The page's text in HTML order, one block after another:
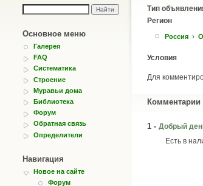
Основное меню
Галерея
FAQ
Систематика
Строение
Муравьи дома
Библиотека
Форум
Обратная связь
Определители
Навигация
Новое на сайте
Форум
Тип
Регион
Россия ›
Условия
Для
Комментарии
1 - Добрый
Есть в